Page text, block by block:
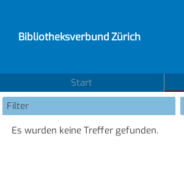
Bibliotheksverbund Zürich
Start
Filter
Es wurden keine Treffer gefunden.